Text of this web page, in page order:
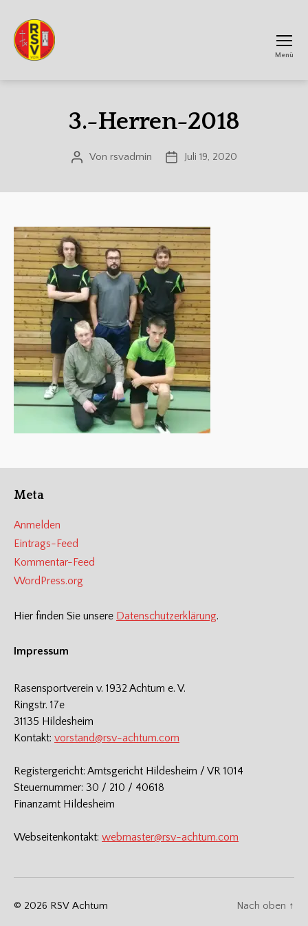
Menü
3.-Herren-2018
Beitragsautor
Von rsvadmin Veröffentlichungsdatum
Juli 19, 2020
Meta
Anmelden
Eintrags-Feed
Kommentar-Feed
WordPress.org
Hier finden Sie unsere Datenschutzerklärung.
Impressum
Rasensportverein v. 1932 Achtum e. V.
Ringstr. 17e
31135 Hildesheim
Kontakt: vorstand@rsv-achtum.com
Registergericht: Amtsgericht Hildesheim / VR 1014
Steuernummer: 30 / 210 / 40618
Finanzamt Hildesheim
Webseitenkontakt: webmaster@rsv-achtum.com
© 2026 RSV Achtum Nach oben ↑